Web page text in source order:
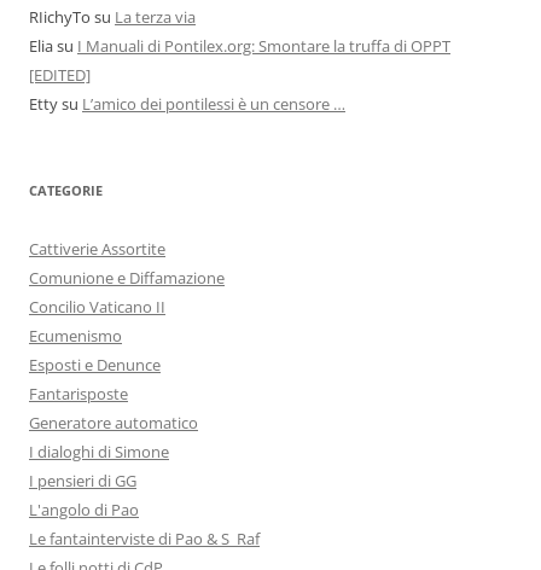
RIichyTo su La terza via
Eliasu I Manuali di Pontilex.org: Smontare la truffa di OPPT
[EDITED]
Ettysu L’amico dei pontilessi è un censore …
CATEGORIE
Cattiverie Assortite
Comunione e Diffamazione
Concilio Vaticano II
Ecumenismo
Esposti e Denunce
Fantarisposte
Generatore automatico
I dialoghi di Simone
I pensieri di GG
L'angolo di Pao
Le fantainterviste di Pao & S_Raf